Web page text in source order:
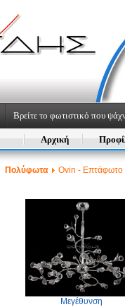
Βρείτε το φωτιστικό που
Αρχική
Πολύφωτα Ovin - Επτάφωτο
Μεγέθυνση